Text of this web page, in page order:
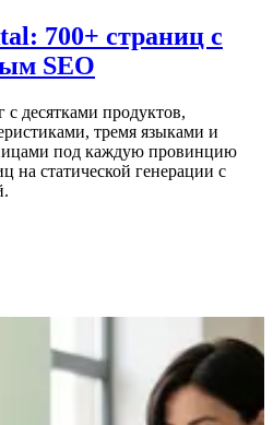
700+ страниц с
SEO
десятками продуктов,
тремя языками и
под каждую провинцию
на статической генерации с